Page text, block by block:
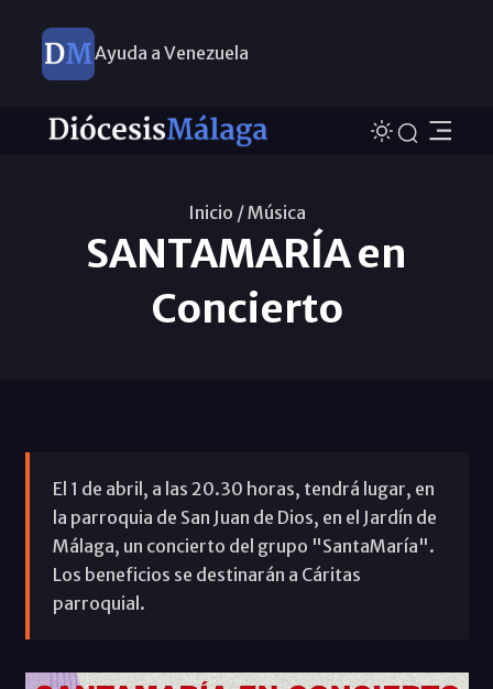
Ayuda a Venezuela
Inicio /Música
SANTAMARÍA en
Concierto
El 1 de abril, a las 20.30 horas, tendrá lugar, en
la parroquia de San Juan de Dios, en el Jardín de
Málaga, un concierto del grupo "SantaMaría".
Los beneficios se destinarán a Cáritas
parroquial.